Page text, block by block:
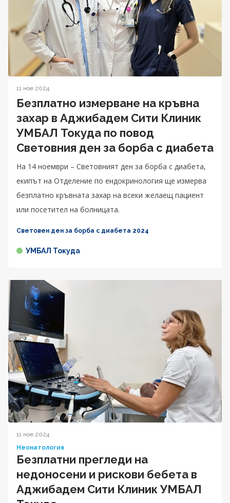
11 ное 2024
Безплатно измерване на кръвна
захар в Аджибадем Сити Клиник
УМБАЛ Токуда по повод
Световния ден за борба с диабета
На 14 ноември – Световният ден за борба с диабета,
екипът на Отделение по ендокринология ще измерва
безплатно кръвната захар на всеки желаещ пациент
или посетител на болницата.
Световен ден за борба с диабета 2024
УМБАЛ Токуда
11 ное 2024
Неонатология
Безплатни прегледи на
недоносени и рискови бебета в
Аджибадем Сити Клиник УМБАЛ